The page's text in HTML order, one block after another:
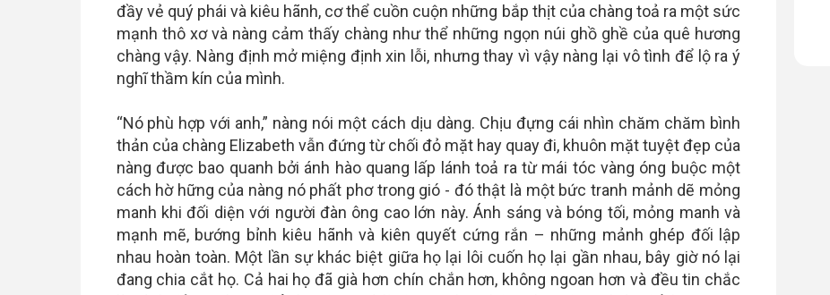
đầy vẻ quý phái và kiêu hãnh, cơ thể cuồn cuộn những bắp thịt của chàng toả ra một sức
mạnh thô xơ và nàng cảm thấy chàng như thể những ngọn núi ghồ ghề của quê hương
chàng vậy. Nàng định mở miệng định xin lỗi, nhưng thay vì vậy nàng lại vô tình để lộ ra ý
nghĩ thầm kín của mình.
“Nó phù hợp với anh,” nàng nói một cách dịu dàng. Chịu đựng cái nhìn chăm chăm bình
thản của chàng Elizabeth vẫn đứng từ chối đỏ mặt hay quay đi, khuôn mặt tuyệt đẹp của
nàng được bao quanh bởi ánh hào quang lấp lánh toả ra từ mái tóc vàng óng buộc một
cách hờ hững của nàng nó phất phơ trong gió - đó thật là một bức tranh mảnh dẽ mỏng
manh khi đối diện với người đàn ông cao lớn này. Ánh sáng và bóng tối, mỏng manh và
mạnh mẽ, bướng bỉnh kiêu hãnh và kiên quyết cứng rắn – những mảnh ghép đối lập
nhau hoàn toàn. Một lần sự khác biệt giữa họ lại lôi cuốn họ lại gần nhau, bây giờ nó lại
đang chia cắt họ. Cả hai họ đã già hơn chín chắn hơn, không ngoan hơn và đều tin chắc